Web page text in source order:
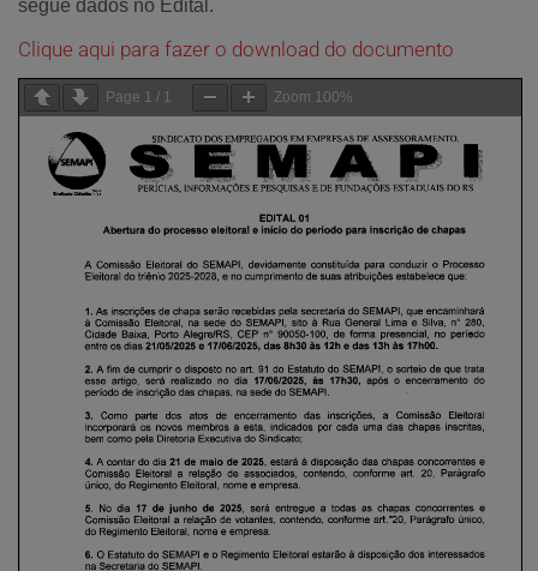
segue dados no Edital.
Clique aqui para fazer o download do documento
Page 1 / 1 Zoom 100%